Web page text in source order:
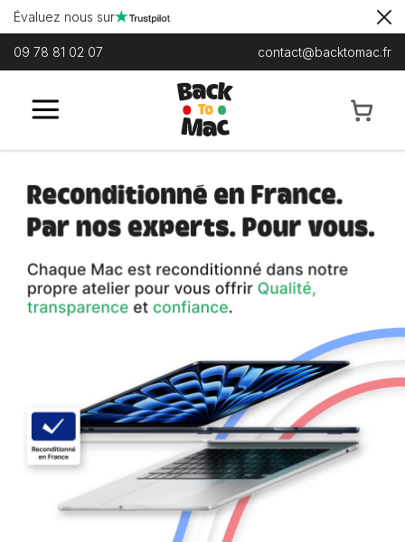
Évaluez nous sur
09 78 81 02 07 contact@backtomac.fr